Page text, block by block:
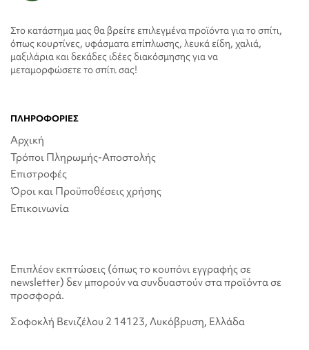
Στο κατάστημα μας θα βρείτε επιλεγμένα προϊόντα για το σπίτι,
όπως κουρτίνες, υφάσματα επίπλωσης, λευκά είδη, χαλιά,
μαξιλάρια και δεκάδες ιδέες διακόσμησης για να
μεταμορφώσετε το σπίτι σας!
ΠΛΗΡΟΦΟΡΙΕΣ
Αρχική
Τρόποι Πληρωμής-Αποστολής
Επιστροφές
Όροι και Προϋποθέσεις χρήσης
Επικοινωνία
Επιπλέον εκπτώσεις (όπως το κουπόνι εγγραφής σε
newsletter) δεν μπορούν να συνδυαστούν στα προϊόντα σε
προσφορά.
Σοφοκλή Βενιζέλου 2 14123, Λυκόβρυση, Ελλάδα